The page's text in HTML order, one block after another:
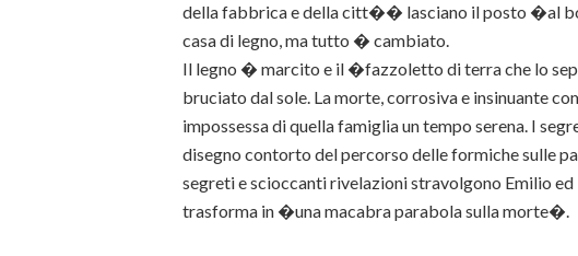
della fabbrica e della citt�� lasciano il posto �al
casa di legno, ma tutto � cambiato.
Il legno � marcito e il �fazzoletto di terra che lo
bruciato dal sole. La morte, corrosiva e insinuante
impossessa di quella famiglia un tempo serena. I
disegno contorto del percorso delle formiche sulle
segreti e scioccanti rivelazioni stravolgono Emilio
trasforma in �una macabra parabola sulla morte�.